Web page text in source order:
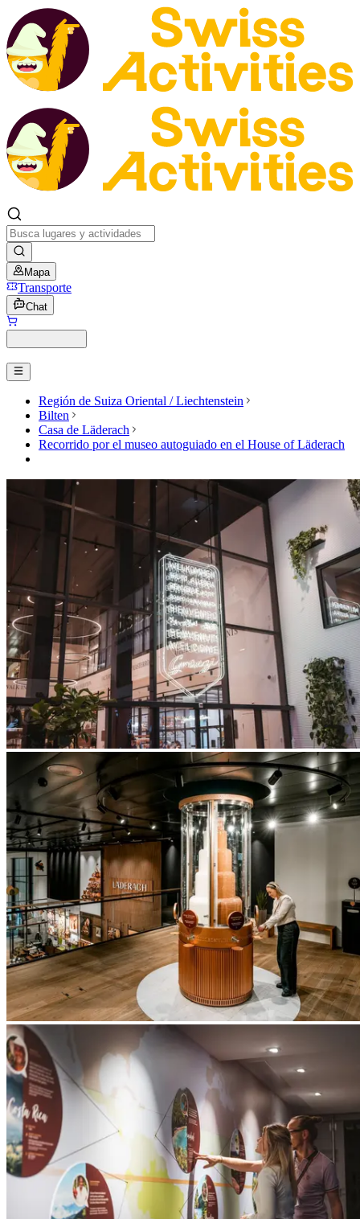
Mapa
Transporte
Chat
Región de Suiza Oriental / Liechtenstein
Bilten
Casa de Läderach
Recorrido por el museo autoguiado en el House of Läderach